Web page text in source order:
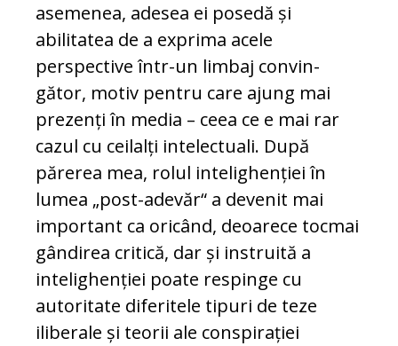
asemenea, adesea ei posedă și
abilitatea de a ex­prima acele
perspective într-un limbaj con­vin­
gător, motiv pentru care ajung mai
prezenți în me­dia – ceea ce e mai rar
cazul cu ceilalți inte­lec­tuali. După
părerea mea, rolul intelighenției în
lumea „post-adevăr“ a devenit mai
important ca oricând, deoarece tocmai
gândirea critică, dar și instruită a
intelighenției poate respinge cu
autoritate diferitele tipuri de teze
iliberale și teo­rii ale conspirației